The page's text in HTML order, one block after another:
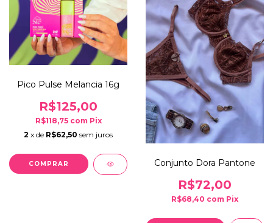
Pico Pulse Melancia 16g
R$125,00
R$118,75 com Pix
2 x de R$62,50 sem juros
Conjunto Dora Pantone
R$72,00
R$68,40 com Pix